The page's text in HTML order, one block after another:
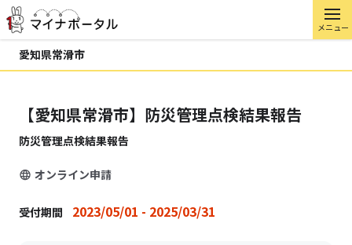
メニュー
愛知県常滑市
【愛知県常滑市】防災管理点検結果報告
防災管理点検結果報告
オンライン申請
受付期間 2023/05/01 - 2025/03/31